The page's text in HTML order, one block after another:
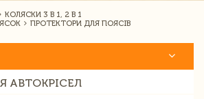
КОЛЯСКИ 3 В 1, 2 В 1
ПРОТЕКТОРИ ДЛЯ ПОЯСІВ
АВТОКРІСЕЛ